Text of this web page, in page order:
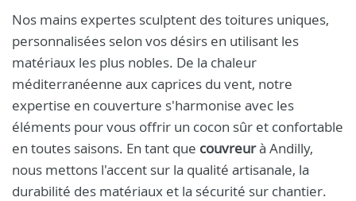
Nos mains expertes sculptent des toitures uniques,
personnalisées selon vos désirs en utilisant les
matériaux les plus nobles. De la chaleur
méditerranéenne aux caprices du vent, notre
expertise en couverture s'harmonise avec les
éléments pour vous offrir un cocon sûr et confortable
en toutes saisons. En tant que couvreurà Andilly,
nous mettons l'accent sur la qualité artisanale, la
durabilité des matériaux et la sécurité sur chantier.